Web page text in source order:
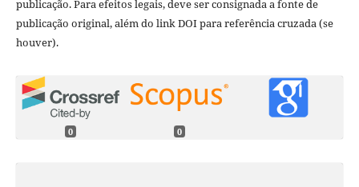
publicação. Para efeitos legais, deve ser consignada a fonte de
publicação original, além do link DOI para referência cruzada (se
houver).
0 0